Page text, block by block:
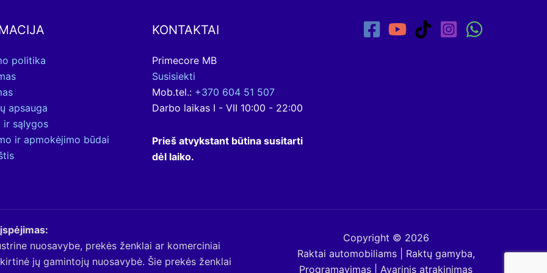
politika
apsauga
ir sąlygos
ir apmokėjimo būdai
KONTAKTAI
Primecore MB
Susisiekti
Mob.tel.: +370 604 51 507
Darbo laikas I - VII 10:00 - 22:00
Prieš atvykstant būtina susitarti
dėl laiko.
nuosavybe, prekės ženklai ar komerciniai
jų gamintojų nuosavybė. Šie prekės ženklai
Copyright © 2026
Raktai automobiliams | Raktų gamyba,
Programavimas | Avarinis atrakinimas